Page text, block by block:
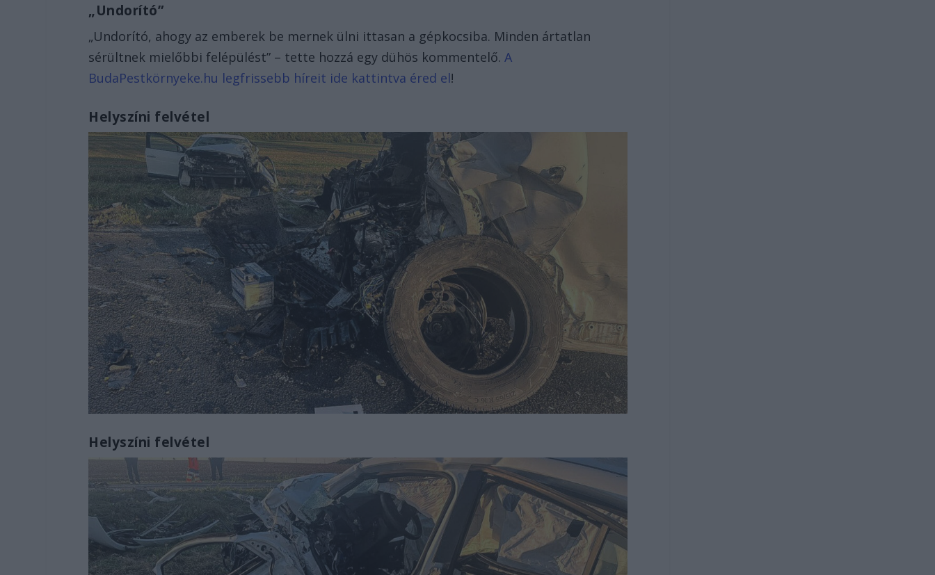
„Undorító”
„Undorító, ahogy az emberek be mernek ülni ittasan a gépkocsiba. Minden ártatlan
sérültnek mielőbbi felépülést” – tette hozzá egy dühös kommentelő.A
BudaPestkörnyeke.hu legfrissebb híreit ide kattintva éred el!
Helyszíni felvétel
Helyszíni felvétel